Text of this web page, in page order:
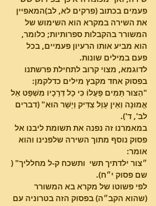
פעמים בכתוב (פרקים לא, לב)המאפיין
את השירה במקרא הוא השימוש של
המשורר בהקבלות ספרותיות; כלומר,
הוא מביע אותו הרעיון פעמיים, בכל
פעם במילים שונות.
לדוגמא, מצוי קרוב לתחילת פרשתנו
בפסוק אחד מקבץ מילים כדלקמן:
"הַצּוּר תָּמִים פָּעֳלוֹ כִּי כָל דְּרָכָיו מִשְׁפָּט אֵל
אֱמוּנָה וְאֵין עָוֶל צַדִּיק וְיָשָׁר הוּא" (דברים
לב', ד').
במאמרנו זה נפנה את תשומת ליבנו אל
פסוק נוסף מתוך השירה שלפנינו והוא
אומר:
״צור ילדתיך תשי  ותשכח ק-ל מחלליך" (
שם פסוק י״ח).
לפי פשוטו של מקרא בא המשורר
(שהוא הקב״ה) בפסוק הזה בטרוניה עם